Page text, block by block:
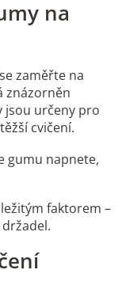
na
zaměřte na
znázorněn
jsou určeny pro
cvičení.
gumu napnete,
faktorem –